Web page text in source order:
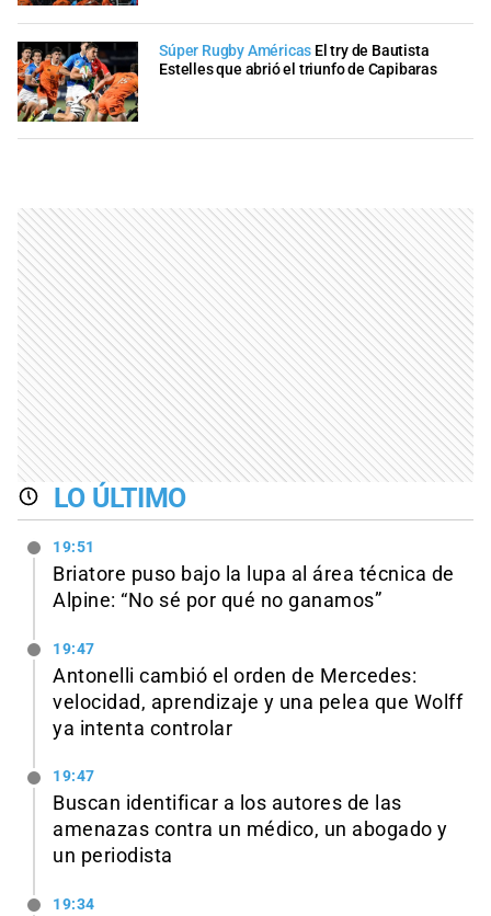
Súper Rugby Américas El try de Bautista
Estelles que abrió el triunfo de Capibaras
LO ÚLTIMO
19:51
Briatore puso bajo la lupa al área técnica de
Alpine: “No sé por qué no ganamos”
19:47
Antonelli cambió el orden de Mercedes:
velocidad, aprendizaje y una pelea que Wolff
ya intenta controlar
19:47
Buscan identificar a los autores de las
amenazas contra un médico, un abogado y
un periodista
19:34